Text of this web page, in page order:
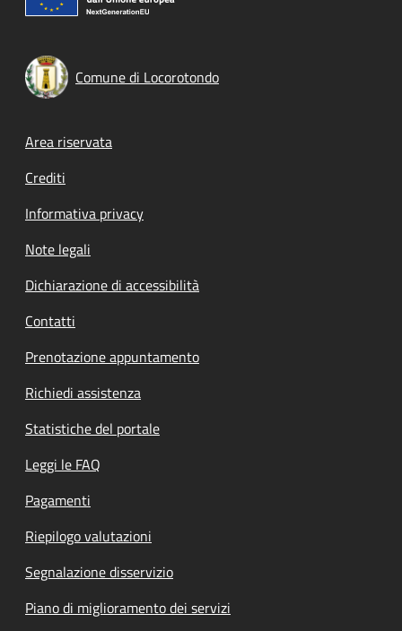
Comune di Locorotondo
Footer menu
Area riservata
Crediti
Informativa privacy
Note legali
Dichiarazione di accessibilità
Contatti
Prenotazione appuntamento
Richiedi assistenza
Statistiche del portale
Leggi le FAQ
Pagamenti
Riepilogo valutazioni
Segnalazione disservizio
Piano di miglioramento dei servizi